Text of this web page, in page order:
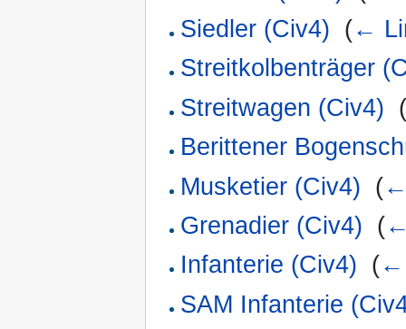
Siedler (Civ4) (←
Streitkolbenträger
Streitwagen (Civ4)
Berittener
Musketier (Civ4) (
Grenadier (Civ4) (
Infanterie (Civ4) (←
SAM Infanterie